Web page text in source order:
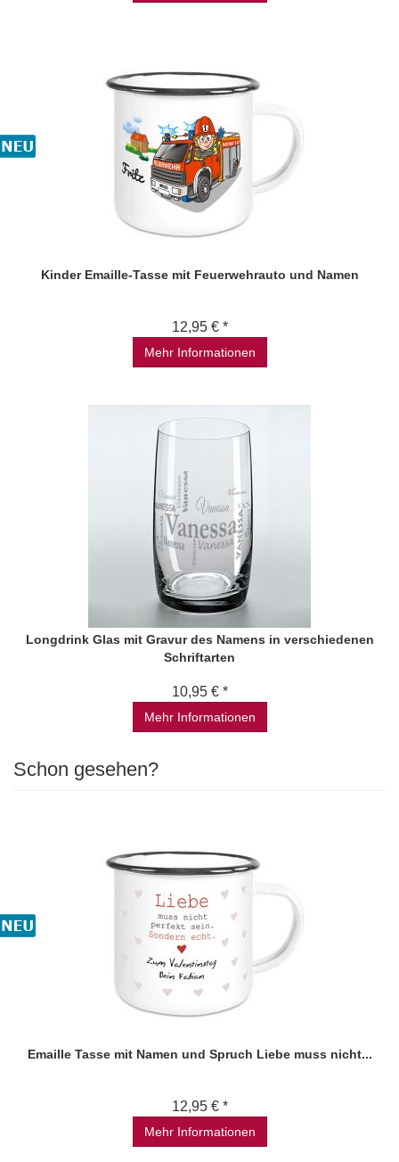
Kinder Emaille-Tasse mit Feuerwehrauto und Namen
12,95 € *
Mehr Informationen
Longdrink Glas mit Gravur des Namens in verschiedenen
Schriftarten
10,95 € *
Mehr Informationen
Schon gesehen?
Emaille Tasse mit Namen und Spruch Liebe muss nicht...
12,95 € *
Mehr Informationen